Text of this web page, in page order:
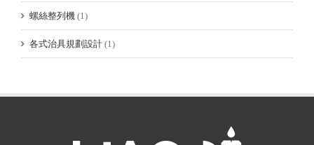
螺絲整列機 (1)
各式治具規劃設計 (1)